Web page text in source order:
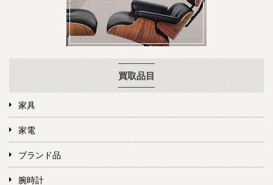
買取品目
家具
家電
ブランド品
腕時計